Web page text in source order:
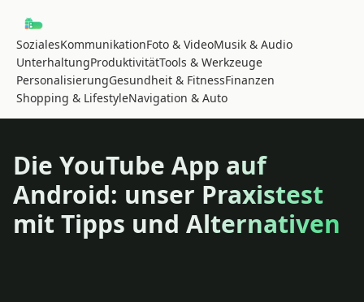
SozialesKommunikationFoto & VideoMusik & Audio
UnterhaltungProduktivitätTools & Werkzeuge
PersonalisierungGesundheit & FitnessFinanzen
Shopping & LifestyleNavigation & Auto
Die YouTube App auf
Android: unser Praxistest
mit Tipps und Alternativen